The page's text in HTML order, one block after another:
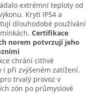
extrémní teploty od
Krytí IP54 a
dlouhodobé používání
Certifikace
norem potvrzují jeho
chrání citlivé
při zvýšeném zatížení.
trvalý provoz v
zón po průmyslové